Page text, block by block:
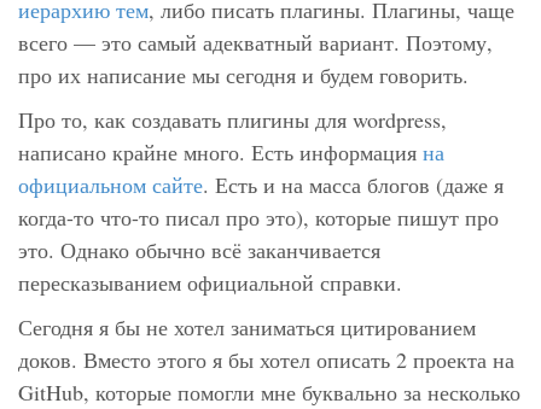
иерархию тем, либо писать плагины. Плагины, чаще
всего — это самый адекватный вариант. Поэтому,
про их написание мы сегодня и будем говорить.
Про то, как создавать плигины для wordpress,
написано крайне много. Есть информация на
официальном сайте. Есть и на масса блогов (даже я
когда-то что-то писал про это), которые пишут про
это. Однако обычно всё заканчивается
пересказыванием официальной справки.
Сегодня я бы не хотел заниматься цитированием
доков. Вместо этого я бы хотел описать 2 проекта на
GitHub, которые помогли мне буквально за несколько